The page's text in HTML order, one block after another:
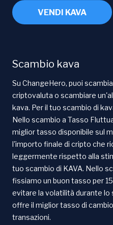
VENDI KAVA
Scambio kava
Su ChangeHero, puoi
criptovaluta o scambiare
kava. Per il tuo scambio di
Nello scambio a Tasso
miglior tasso disponibile sul
l'importo finale di cripto che
leggermente rispetto alla
tuo scambio di KAVA. Nello
fissiamo un buon tasso per
evitare la volatilità durante lo
offre il miglior tasso di
transazioni.